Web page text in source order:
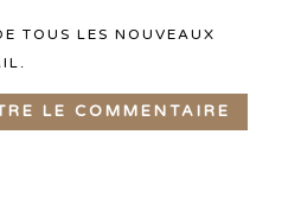
TOUS LES NOUVEAUX
LE COMMENTAIRE